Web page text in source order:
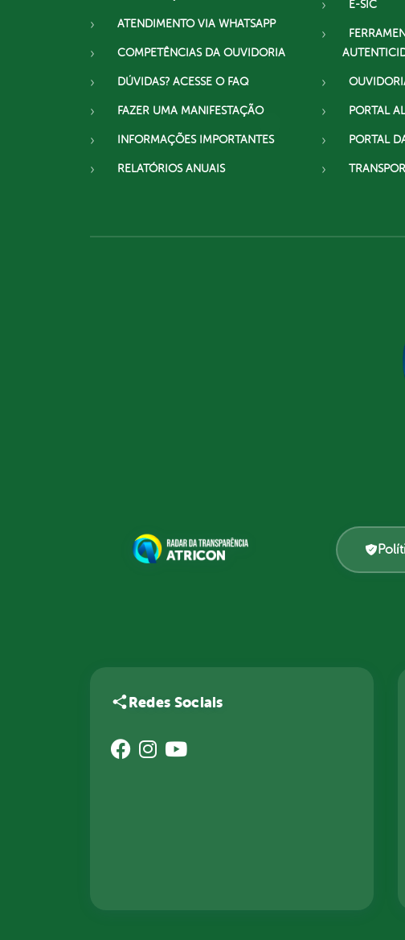
ATENDIMENTO VIA WHATSAPP
COMPETÊNCIAS DA OUVIDORIA
DÚVIDAS? ACESSE O FAQ
FAZER UMA MANIFESTAÇÃO
INFORMAÇÕES IMPORTANTES
RELATÓRIOS ANUAIS
E-SIC
PORTAL
PORTAL
Redes Sociais